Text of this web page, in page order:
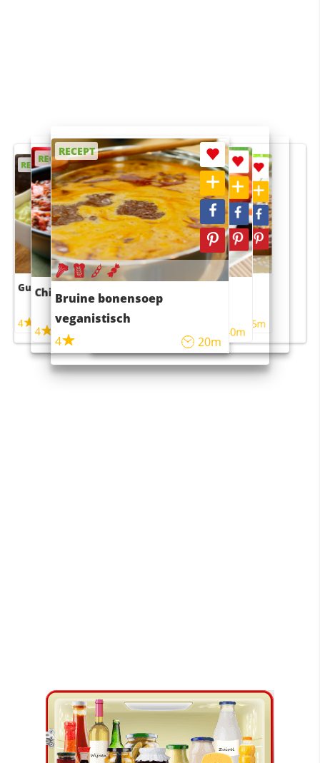
RECEPT
Guacamole
4
RECEPT
Chili con carne
4 45m
RECEPT
Bruine bonensoep
veganistisch
4
20m
RECEPT
Sushi rijstsalade
maaltijdsalade
40m
RECEPT
4 55m